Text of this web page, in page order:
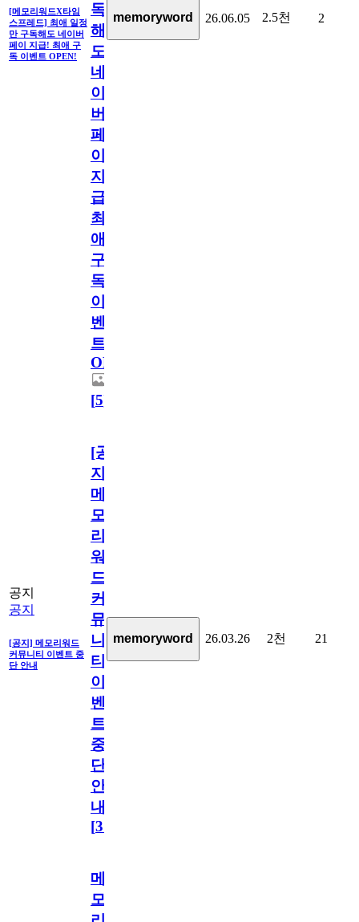
[메모리워드X타임
스프레드] 최애 일정
만 구독해도 네이버
페이 지급! 최애 구
독 이벤트 OPEN!
독
해
도
네
이
버
페
이
지
급!
최
애
구
독
이
벤
트
OPEN!
[5]
memoryword 26.06.05 2.5천 2
공지
공지
[공지] 메모리워드
커뮤니티 이벤트 중
단 안내
[공
지]
메
모
리
워
드
커
뮤
니
티
이
벤
트
중
단
안
내
[31
memoryword 26.03.26 2천 21
메
모